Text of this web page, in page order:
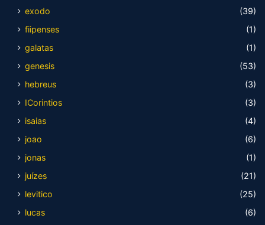
exodo
(39)
fiipenses
(1)
galatas
(1)
genesis
(53)
hebreus
(3)
ICorintios
(3)
isaias
(4)
joao
(6)
jonas
(1)
juízes
(21)
levitico
(25)
lucas
(6)